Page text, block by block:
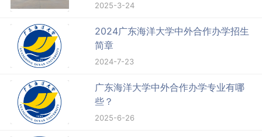
2025-3-24
2024广东海洋大学中外合作办学招生
简章
2024-7-23
广东海洋大学中外合作办学专业有哪
些？
2025-6-26